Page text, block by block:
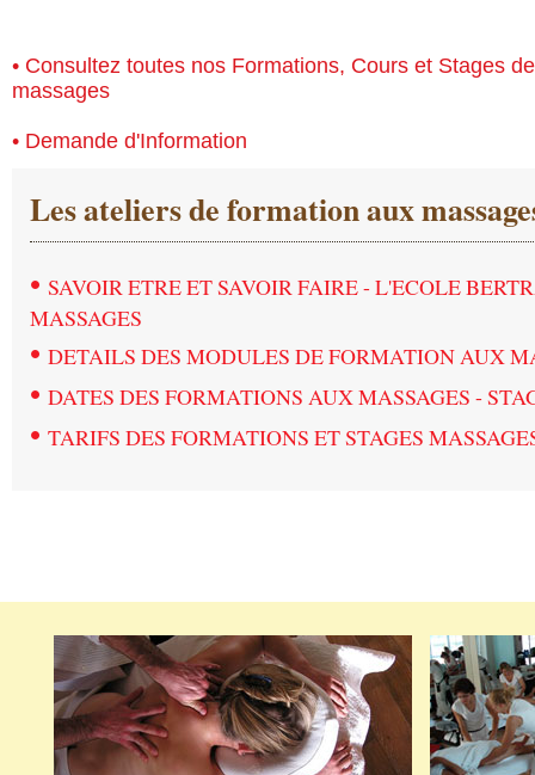
• Consultez toutes nos Formations, Cours et Stages
massages
• Demande d'Information
Les ateliers de formation aux
• SAVOIR ETRE ET SAVOIR FAIRE - L'ECOLE
MASSAGES
• DETAILS DES MODULES DE FORMATION AUX
• DATES DES FORMATIONS AUX MASSAGES -
• TARIFS DES FORMATIONS ET STAGES